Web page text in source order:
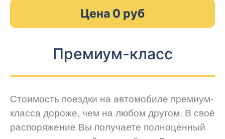
Цена 0 руб
Премиум-класс
Стоимость поездки на автомобиле премиум-
класса дороже, чем на любом другом. В своё
распоряжение Вы получаете полноценный